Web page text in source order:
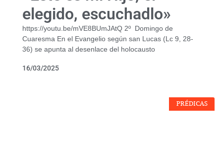
elegido, escuchadlo»
https://youtu.be/mVE8BUmJAtQ 2º Domingo de
Cuaresma En el Evangelio según san Lucas (Lc 9, 28-
36) se apunta al desenlace del holocausto
16/03/2025
PRÉDICAS